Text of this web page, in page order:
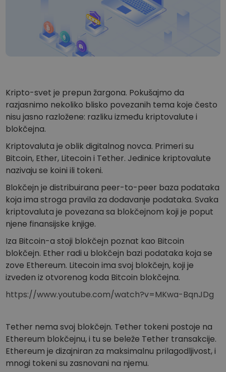
...danas biste imali vrednost
Pametan način za ulaganje u kripto
Kriptomat novčanik
Siguran i jednostavan kripto novčanik
KriptoEarn
Zaradite kripto nagrade
Trezor
Ponavljajuća kupovina
Redovno planirana ulaganja (DCA)
Upozorenja o ceni
Stalna ažuriranja cena vaših omiljenih tokena
Istražite sredstva
Otkrijte prilike za ulaganje
Analitika portfolia
Pametni uvidi za optimalne performanse
Kripto-svet je prepun žargona. Pokušajmo da
razjasnimo nekoliko blisko povezanih tema koje često
nisu jasno razložene: razliku između kriptovalute i
blokčejna.
Kriptovaluta je oblik digitalnog novca. Primeri su
Bitcoin, Ether, Litecoin i Tether. Jedinice kriptovalute
nazivaju se koini ili tokeni.
Blokčejn je distribuirana peer-to-peer baza podataka
koja ima stroga pravila za dodavanje podataka. Svaka
kriptovaluta je povezana sa blokčejnom koji je poput
njene finansijske knjige.
Iza Bitcoin-a stoji blokčejn poznat kao Bitcoin
blokčejn. Ether radi u blokčejn bazi podataka koja se
zove Ethereum. Litecoin ima svoj blokčejn, koji je
izveden iz otvorenog koda Bitcoin blokčejna.
https://www.youtube.com/watch?v=MKwa-BqnJDg
Tether nema svoj blokčejn. Tether tokeni postoje na
Ethereum blokčejnu, i tu se beleže Tether transakcije.
Ethereum je dizajniran za maksimalnu prilagodljivost, i
mnogi tokeni su zasnovani na njemu.